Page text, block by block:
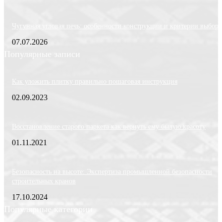
Чугунная угловая печь: особенности конструкции и критерии выбора
07.07.2026
Популярные записи
Как уложить плитку правильно пошаговая инструкция
02.09.2023
Восстановление старого паркета как вернуть ему былую красоту
01.11.2021
Безопасность на высоте: Экспертиза промышленной безопасности
строительных кранов
17.10.2024
Популярные категории